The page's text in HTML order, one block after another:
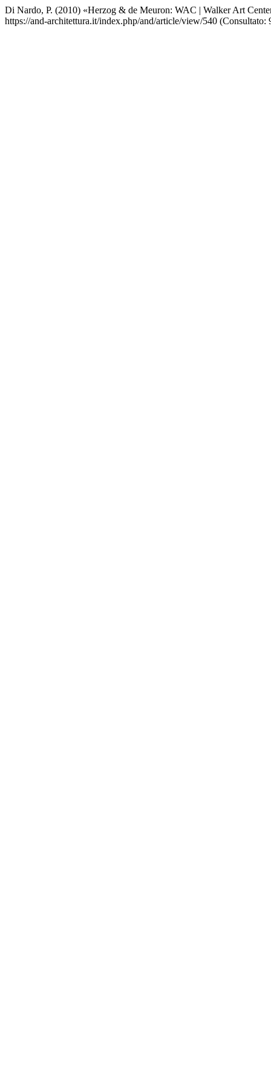
Di Nardo, P. (2010) «Herzog & de Meuron: WAC | Walker Art
https://and-architettura.it/index.php/and/article/view/540 (Consultato: